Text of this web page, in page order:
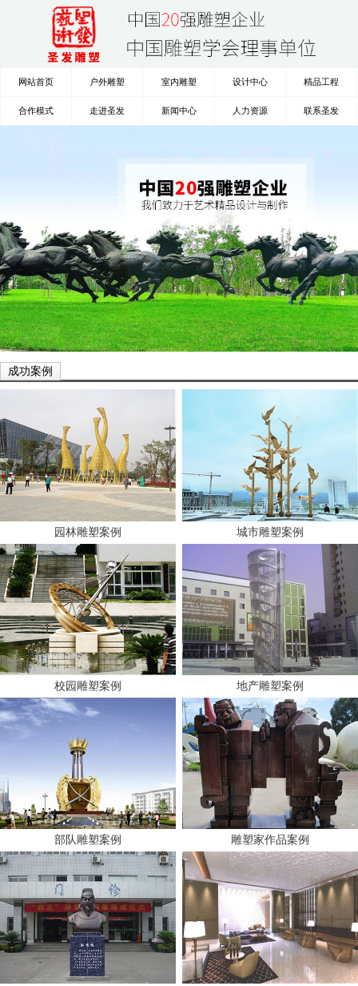
网站首页 户外雕塑 室内雕塑 设计中心 精品工程
合作模式 走进圣发 新闻中心 人力资源 联系圣发
成功案例
园林雕塑案例
校园雕塑案例
部队雕塑案例
城市雕塑案例
地产雕塑案例
雕塑家作品案例